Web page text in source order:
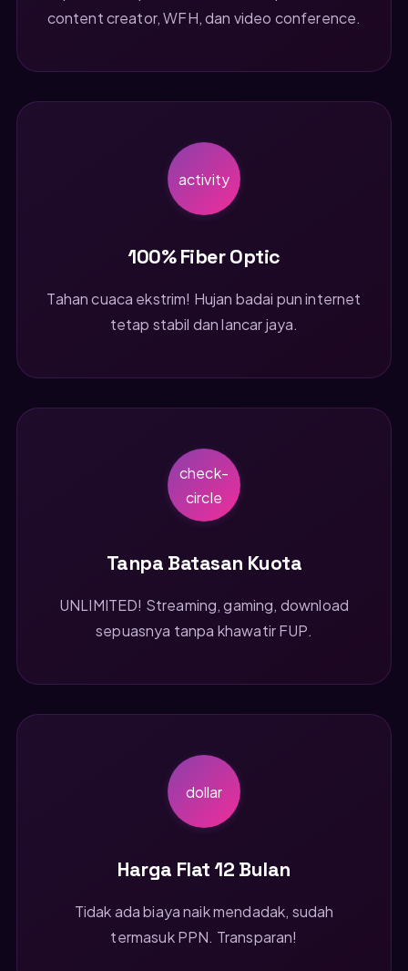
content creator, WFH, dan video conference.
activity
100% Fiber Optic
Tahan cuaca ekstrim! Hujan badai pun internet
tetap stabil dan lancar jaya.
check-
circle
Tanpa Batasan Kuota
UNLIMITED! Streaming, gaming, download
sepuasnya tanpa khawatir FUP.
dollar
Harga Flat 12 Bulan
Tidak ada biaya naik mendadak, sudah
termasuk PPN. Transparan!